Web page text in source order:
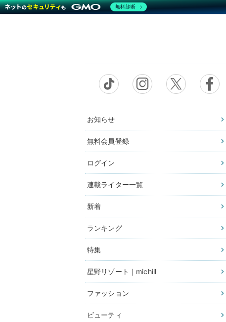
お知らせ
無料会員登録
ログイン
連載ライター一覧
新着
ランキング
特集
星野リゾート｜michill
ファッション
ビューティ
無料診断